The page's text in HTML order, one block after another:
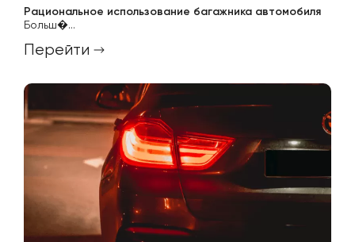
Рациональное использование багажника автомобиля
Больш�...
Перейти